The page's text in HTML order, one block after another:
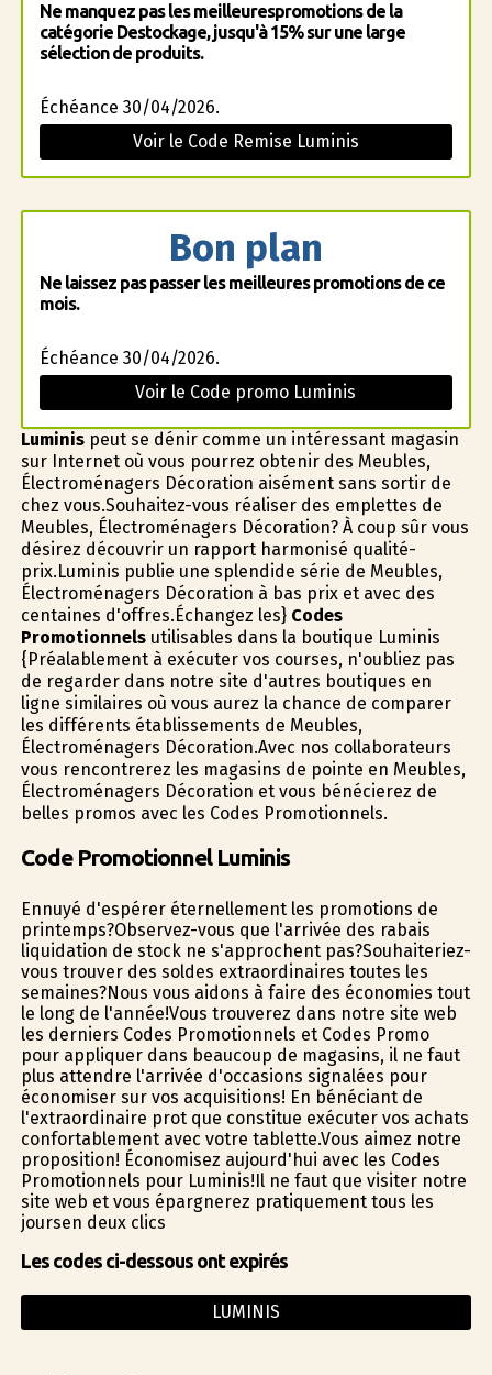
Ne manquez pas les meilleurespromotions de la
catégorie Destockage, jusqu'à 15% sur une large
sélection de produits.
Échéance 30/04/2026.
Voir le Code Remise Luminis
Bon plan
Ne laissez pas passer les meilleures promotions de ce
mois.
Échéance 30/04/2026.
Voir le Code promo Luminis
Luminispeut se définir comme un intéressant magasin
sur Internet où vous pourrez obtenir des Meubles,
Électroménagers Décoration aisément sans sortir de
chez vous.Souhaitez-vous réaliser des emplettes de
Meubles, Électroménagers Décoration? À coup sûr vous
désirez découvrir un rapport harmonisé qualité-
prix.Luminis publie une splendide série de Meubles,
Électroménagers Décoration à bas prix et avec des
centaines d'offres.Échangez les} Codes
Promotionnelsutilisables dans la boutique Luminis
{Préalablement à exécuter vos courses, n'oubliez pas
de regarder dans notre site d'autres boutiques en
ligne similaires où vous aurez la chance de comparer
les différents établissements de Meubles,
Électroménagers Décoration.Avec nos collaborateurs
vous rencontrerez les magasins de pointe en Meubles,
Électroménagers Décoration et vous bénéficierez de
belles promos avec les Codes Promotionnels.
Code Promotionnel Luminis
Ennuyé d'espérer éternellement les promotions de
printemps?Observez-vous que l'arrivée des rabais
liquidation de stock ne s'approchent pas?Souhaiteriez-
vous trouver des soldes extraordinaires toutes les
semaines?Nous vous aidons à faire des économies tout
le long de l'année!Vous trouverez dans notre site web
les derniers Codes Promotionnels et Codes Promo
pour appliquer dans beaucoup de magasins, il ne faut
plus attendre l'arrivée d'occasions signalées pour
économiser sur vos acquisitions! En bénéficiant de
l'extraordinaire profit que constitue exécuter vos achats
confortablement avec votre tablette.Vous aimez notre
proposition! Économisez aujourd'hui avec les Codes
Promotionnels pour Luminis!Il ne faut que visiter notre
site web et vous épargnerez pratiquement tous les
joursen deux clics
Les codes ci-dessous ont expirés
LUMINIS